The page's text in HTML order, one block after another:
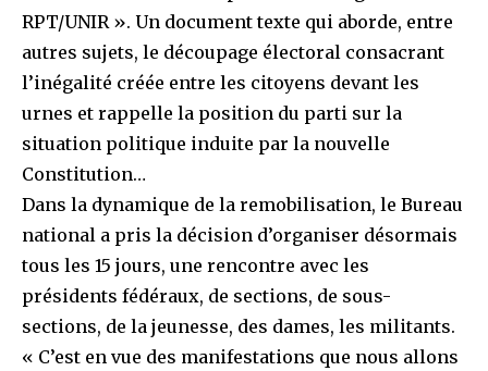
RPT/UNIR ». Un document texte qui aborde, entre
autres sujets, le découpage électoral consacrant
l’inégalité créée entre les citoyens devant les
urnes et rappelle la position du parti sur la
situation politique induite par la nouvelle
Constitution…
Dans la dynamique de la remobilisation, le Bureau
national a pris la décision d’organiser désormais
tous les 15 jours, une rencontre avec les
présidents fédéraux, de sections, de sous-
sections, de la jeunesse, des dames, les militants.
« C’est en vue des manifestations que nous allons